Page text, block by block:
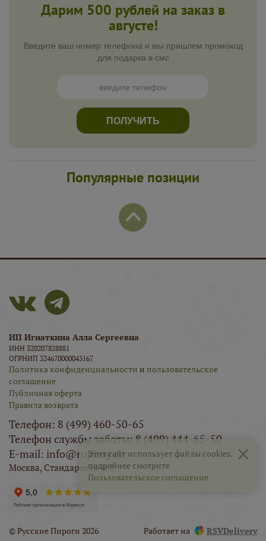
Дарим 500 рублей на заказ в
августе!
Введите ваш номер телефона и мы пришлем промокод
для подарка в смс
ПОЛУЧИТЬ
Популярные позиции
ИП Игнаткина Алла Сергеевна
ИНН 320207828881
ОГРНИП 324670000043167
Политика конфиденциальности и пользовательское
соглашение
Публичная оферта
Правила возврата
Телефон: 8 (499) 460-50-65
Телефон службы заботы: 8 (499) 444-65-50
E-mail: info@rupirog.ru
Москва, Стандартная 4с2
© Русские Пироги 2026 Работает на RSVDelivery
×
Этот сайт использует файлы cookies,
подробнее смотрите
Пользовательское соглашение